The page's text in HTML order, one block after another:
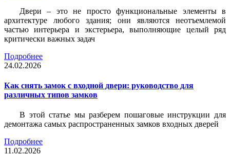
Двери – это не просто функциональные элементы в
архитектуре любого здания; они являются неотъемлемой
частью интерьера и экстерьера, выполняющие целый ряд
критически важных задач
Подробнее
24.02.2026
Как снять замок с входной двери: руководство для
различных типов замков
В этой статье мы разберем пошаговые инструкции для
демонтажа самых распространенных замков входных дверей
Подробнее
11.02.2026